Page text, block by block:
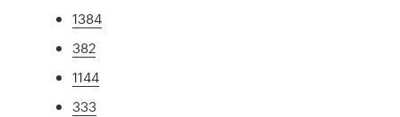
1384
382
1144
333